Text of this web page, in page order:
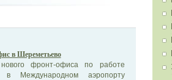
в Шереметьево
фронт-офиса по работе
в Международном аэропорту